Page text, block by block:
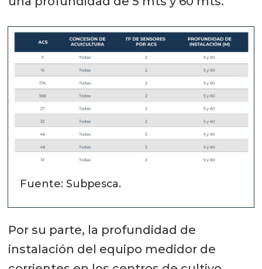
Fuente: Subpesca.
Por su parte, la profundidad de
instalación del equipo medidor de